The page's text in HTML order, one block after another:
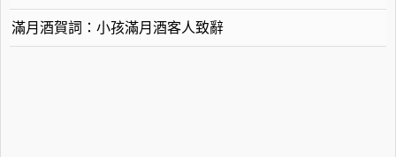
滿月酒賀詞：小孩滿月酒客人致辭